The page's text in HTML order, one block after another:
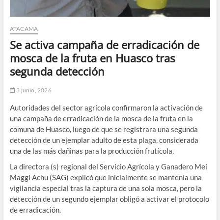
ATACAMA
Se activa campaña de erradicación de
mosca de la fruta en Huasco tras
segunda detección
3 junio, 2026
Autoridades del sector agrícola confirmaron la activación de
una campaña de erradicación de la mosca de la fruta en la
comuna de Huasco, luego de que se registrara una segunda
detección de un ejemplar adulto de esta plaga, considerada
una de las más dañinas para la producción frutícola.
La directora (s) regional del Servicio Agrícola y Ganadero Mei
Maggi Achu (SAG) explicó que inicialmente se mantenía una
vigilancia especial tras la captura de una sola mosca, pero la
detección de un segundo ejemplar obligó a activar el protocolo
de erradicación.